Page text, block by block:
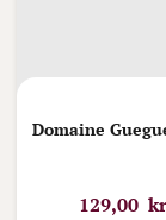
Domaine
129,00